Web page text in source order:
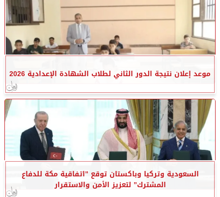
موعد إعلان نتيجة الدور الثاني لطلاب الشهادة الإعدادية 2026
السعودية وتركيا وباكستان توقع ”اتفاقية مكة للدفاع
المشترك” لتعزيز الأمن والاستقرار